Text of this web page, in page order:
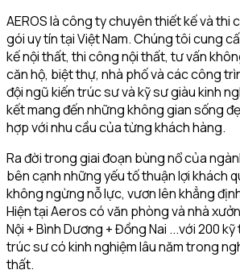
AEROS là công ty chuyên thiết kế và thi
gói uy tín tại Việt Nam. Chúng tôi cung
kế nội thất, thi công nội thất, tư vấn
căn hộ, biệt thự, nhà phố và các công
đội ngũ kiến trúc sư và kỹ sư giàu kinh
kết mang đến những không gian sống
hợp với nhu cầu của từng khách hàng.
Ra đời trong giai đoạn bùng nổ của
bên cạnh những yếu tố thuận lợi khách
không ngừng nỗ lực, vươn lên khẳng
Hiện tại Aeros có văn phòng và nhà
Nội + Bình Dương + Đồng Nai ...với 200
trúc sư có kinh nghiệm lâu năm trong
thất.